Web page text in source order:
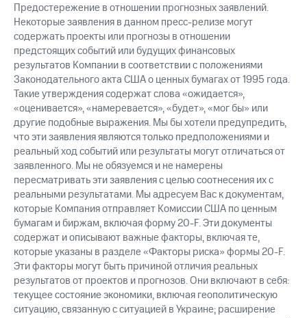
Предостережение в отношении прогнозных заявлений.
Некоторые заявления в данном пресс-релизе могут
содержать проекты или прогнозы в отношении
предстоящих событий или будущих финансовых
результатов Компании в соответствии с положениями
Законодательного акта США о ценных бумагах от 1995 года.
Такие утверждения содержат слова «ожидается»,
«оценивается», «намеревается», «будет», «мог бы» или
другие подобные выражения. Мы бы хотели предупредить,
что эти заявления являются только предположениями и
реальный ход событий или результаты могут отличаться от
заявленного. Мы не обязуемся и не намерены
пересматривать эти заявления с целью соотнесения их с
реальными результатами. Мы адресуем Вас к документам,
которые Компания отправляет Комиссии США по ценным
бумагам и биржам, включая форму 20-F. Эти документы
содержат и описывают важные факторы, включая те,
которые указаны в разделе «Факторы риска» формы 20-F.
Эти факторы могут быть причиной отличия реальных
результатов от проектов и прогнозов. Они включают в себя:
текущее состояние экономики, включая геополитическую
ситуацию, связанную с ситуацией в Украине; расширение